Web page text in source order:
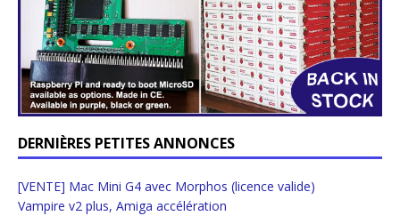
DERNIÈRES PETITES ANNONCES
[VENTE] Mac Mini G4 avec Morphos (licence valide)
Vampire v2 plus, Amiga accélération